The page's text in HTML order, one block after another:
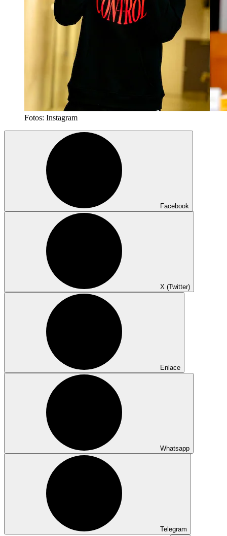
Fotos: Instagram
Facebook
X (Twitter)
Enlace
Whatsapp
Telegram